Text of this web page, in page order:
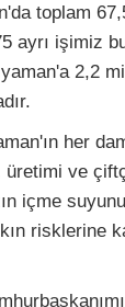
toplam
ayrı işimiz
2,2
her
üretimi ve
içme
risklerine